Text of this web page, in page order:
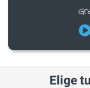
Elige